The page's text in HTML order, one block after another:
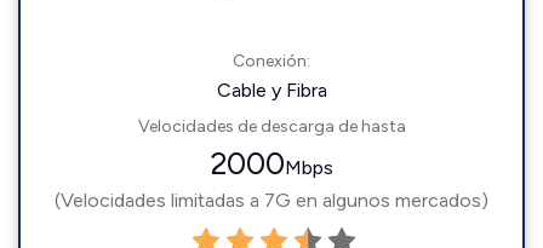
Conexión:
Cable y Fibra
Velocidades de descarga de hasta
2000Mbps
(Velocidades limitadas a 7G en algunos mercados)